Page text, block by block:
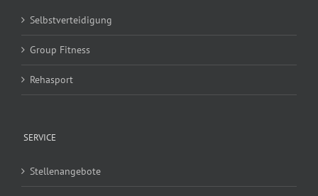
Selbstverteidigung
Group Fitness
Rehasport
SERVICE
Stellenangebote